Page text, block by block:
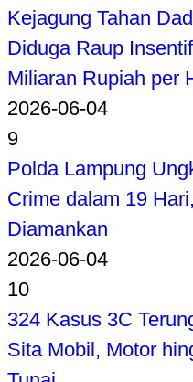
Kejagung Tahan
Diduga Raup
Miliaran Rupiah per
2026-06-04
9
Polda Lampung
Crime dalam 19
Diamankan
2026-06-04
10
324 Kasus 3C
Sita Mobil, Motor